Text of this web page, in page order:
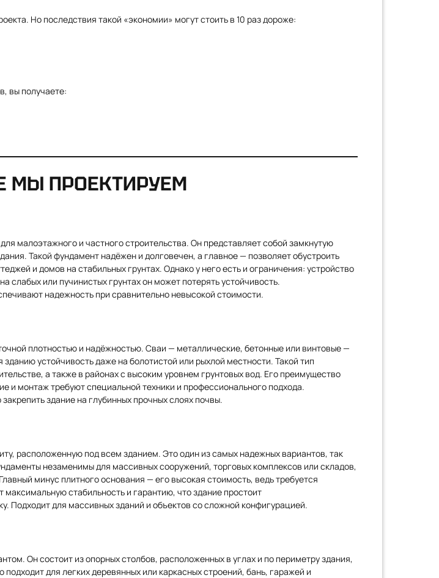
Но последствия такой «экономии» могут стоить в 10 раз дороже:
вы получаете:
МЫ ПРОЕКТИРУЕМ
малоэтажного и частного строительства. Он представляет собой замкнутую
Такой фундамент надёжен и долговечен, а главное — позволяет обустроить
и домов на стабильных грунтах. Однако у него есть и ограничения: устройство
слабых или пучинистых грунтах он может потерять устойчивость.
надежность при сравнительно невысокой стоимости.
плотностью и надёжностью. Сваи — металлические, бетонные или винтовые —
устойчивость даже на болотистой или рыхлой местности. Такой тип
а также в районах с высоким уровнем грунтовых вод. Его преимущество
и монтаж требуют специальной техники и профессионального подхода.
здание на глубинных прочных слоях почвы.
расположенную под всем зданием. Это один из самых надежных вариантов, так
незаменимы для массивных сооружений, торговых комплексов или складов,
минус плитного основания — его высокая стоимость, ведь требуется
стабильность и гарантию, что здание простоит
для массивных зданий и объектов со сложной конфигурацией.
Он состоит из опорных столбов, расположенных в углах и по периметру здания,
для легких деревянных или каркасных строений, бань, гаражей и